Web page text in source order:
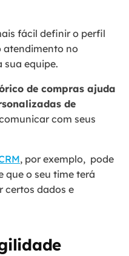
fácil definir o perfil
atendimento no
sua equipe.
de compras ajuda
de
com seus
, por exemplo, pode
que o seu time terá
certos dados e